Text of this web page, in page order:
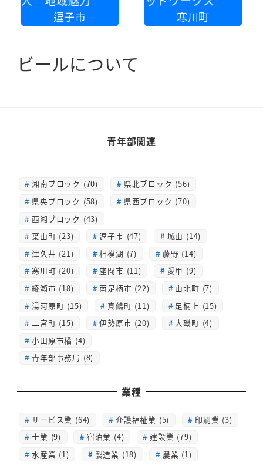
逗子市 寒川町
ビールについて
青年部関連
湘南ブロック (70)
県北ブロック (56)
県央ブロック (58)
県西ブロック (70)
西湘ブロック (43)
葉山町 (23)
逗子市 (47)
城山 (14)
津久井 (21)
相模湖 (7)
藤野 (14)
寒川町 (20)
座間市 (11)
愛甲 (9)
綾瀬市 (18)
南足柄市 (22)
山北町 (7)
湯河原町 (15)
真鶴町 (11)
足柄上 (15)
二宮町 (15)
伊勢原市 (20)
大磯町 (4)
小田原市橘 (4)
青年部事務局 (8)
業種
サービス業 (64) 介護福祉業 (5)
印刷業 (3)
士業 (9)
宿泊業 (4)
建設業 (79)
水産業 (1)
製造業 (18)
農業 (1)